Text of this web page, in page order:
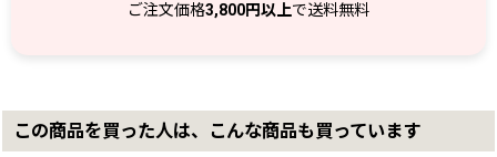
ご注文価格3,800円以上で送料無料
この商品を買った人は、こんな商品も買っています